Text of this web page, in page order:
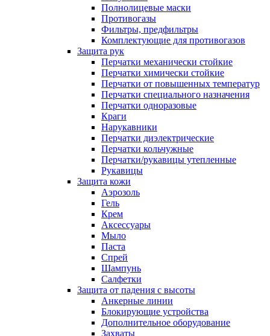
Полнолицевые маски
Противогазы
Фильтры, предфильтры
Комплектующие для противогазов
Защита рук
Перчатки механически стойкие
Перчатки химически стойкие
Перчатки от повышенных температур
Перчатки специального назначения
Перчатки одноразовые
Краги
Нарукавники
Перчатки диэлектрические
Перчатки кольчужные
Перчатки/рукавицы утепленные
Рукавицы
Защита кожи
Аэрозоль
Гель
Крем
Аксессуары
Мыло
Паста
Спрей
Шампунь
Салфетки
Защита от падения с высоты
Анкерные линии
Блокирующие устройства
Дополнительное оборудование
Захваты